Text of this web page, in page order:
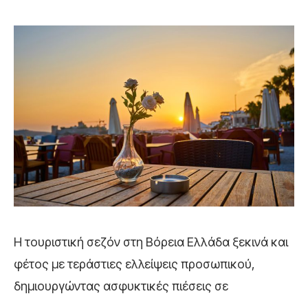
Η τουριστική σεζόν στη Βόρεια Ελλάδα ξεκινά και
φέτος με τεράστιες ελλείψεις προσωπικού,
δημιουργώντας ασφυκτικές πιέσεις σε